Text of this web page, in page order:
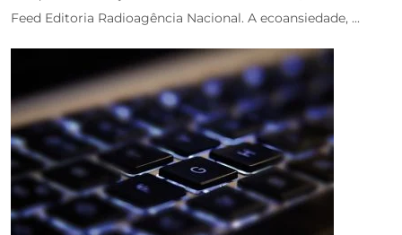
Feed Editoria Radioagência Nacional. A ecoansiedade, ...